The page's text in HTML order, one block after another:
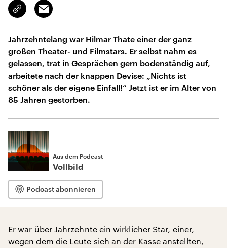
Link
kopieren/teilen
Email
Jahrzehntelang war Hilmar Thate einer der ganz
großen Theater- und Filmstars. Er selbst nahm es
gelassen, trat in Gesprächen gern bodenständig auf,
arbeitete nach der knappen Devise: „Nichts ist
schöner als der eigene Einfall!“ Jetzt ist er im Alter von
85 Jahren gestorben.
Aus dem Podcast
Vollbild
Podcast abonnieren
Er war über Jahrzehnte ein wirklicher Star, einer,
wegen dem die Leute sich an der Kasse anstellten,